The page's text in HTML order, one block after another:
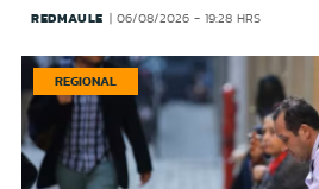
REDMAULE 06/08/2026 - 19:28 HRS
REGIONAL